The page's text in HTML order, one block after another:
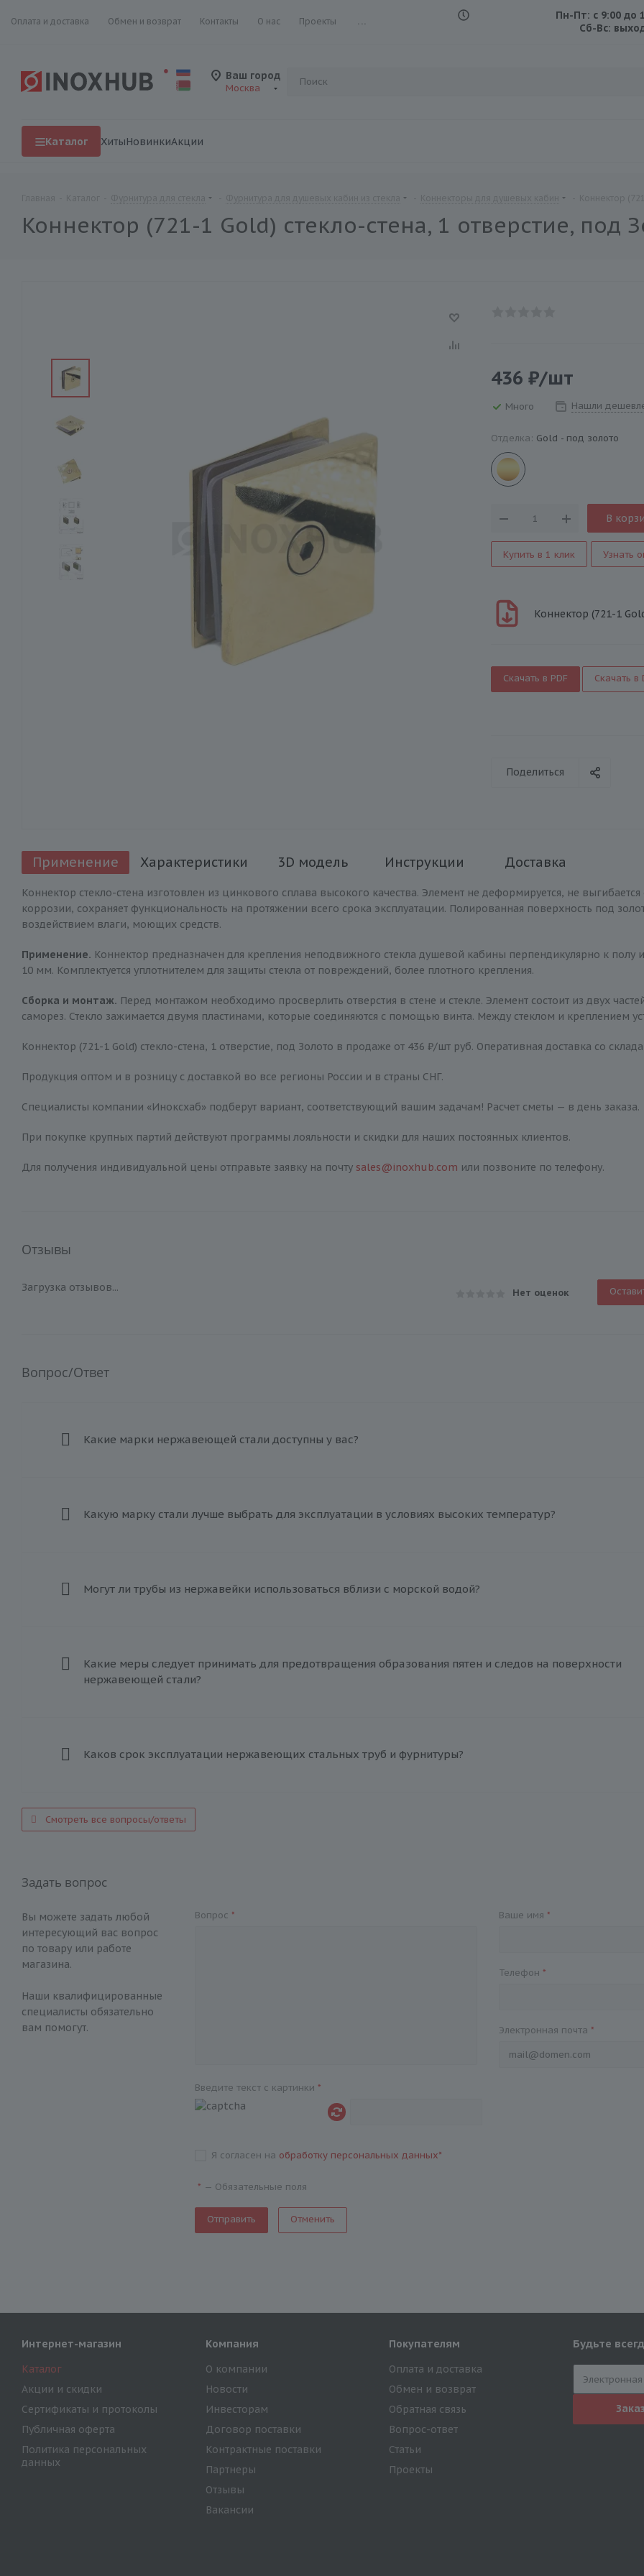
Оплата и доставка Обмен и возврат Контакты О нас Проекты ...
Пн-Пт: с 9:00 до
Сб-Вс:
Ваш город
Москва
Каталог ХитыНовинкиАкции
Коннектор (721-1 Gold) стекло-стена, 1 отверстие, под
436 ₽/шт
Много Нашли
Отделка: Gold - под золото
В
Купить в 1 клик Узнать
Коннектор (721-1
Скачать в PDF Скачать в
Поделиться
Применение Характеристики 3D модель Инструкции Доставка
Коннектор стекло-стена изготовлен из цинкового сплава высокого качества. Элемент не деформируется, не
коррозии, сохраняет функциональность на протяжении всего срока эксплуатации. Полированная поверхность под
воздействием влаги, моющих средств.
Применение. Коннектор предназначен для крепления неподвижного стекла душевой кабины перпендикулярно к полу
10 мм. Комплектуется уплотнителем для защиты стекла от повреждений, более плотного крепления.
Сборка и монтаж. Перед монтажом необходимо просверлить отверстия в стене и стекле. Элемент состоит из двух
саморез. Стекло зажимается двумя пластинами, которые соединяются с помощью винта. Между стеклом и креплением
Коннектор (721-1 Gold) стекло-стена, 1 отверстие, под Золото в продаже от 436 ₽/шт руб. Оперативная доставка со
Продукция оптом и в розницу с доставкой во все регионы России и в страны СНГ.
Специалисты компании «Иноксхаб» подберут вариант, соответствующий вашим задачам! Расчет сметы — в день заказа.
При покупке крупных партий действуют программы лояльности и скидки для наших постоянных клиентов.
Для получения индивидуальной цены отправьте заявку на почту sales@inoxhub.com или позвоните по телефону.
Отзывы
Нет оценок
Загрузка отзывов...
Вопрос/Ответ
Какие марки нержавеющей стали доступны у вас?
Какую марку стали лучше выбрать для эксплуатации в условиях высоких температур?
Могут ли трубы из нержавейки использоваться вблизи с морской водой?
Какие меры следует принимать для предотвращения образования пятен и следов на поверхности
нержавеющей стали?
Каков срок эксплуатации нержавеющих стальных труб и фурнитуры?
Смотреть все вопросы/ответы
Задать вопрос
Вы можете задать любой
интересующий вас вопрос
по товару или работе
магазина.
Наши квалифицированные
специалисты обязательно
вам помогут.
Вопрос* Ваше имя *
Телефон *
Электронная почта *
Введите текст с картинки*
Я согласен на обработку персональных данных*
* — Обязательные поля
Отменить
Интернет-магазин
Каталог
Акции и скидки
Сертификаты и протоколы
Публичная оферта
Политика персональных
данных
Компания
О компании
Новости
Инвесторам
Договор поставки
Контрактные поставки
Партнеры
Отзывы
Вакансии
Покупателям
Оплата и доставка
Обмен и возврат
Обратная связь
Вопрос-ответ
Статьи
Проекты
Будьте